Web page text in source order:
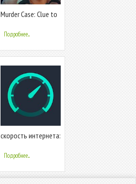
Murder Case: Clue to
Подробнее...
скорость интернета:
спидтест
Подробнее...